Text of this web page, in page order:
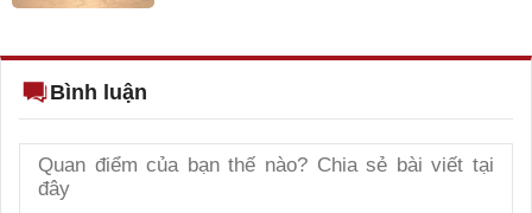
Bình luận